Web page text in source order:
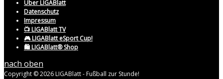
Über LIGABlatt
Datenschutz
Impressum
📺 LIGABlatt TV
🎮 LIGABlatt eSport Cup!
🛍️ LIGABlatt® Shop
nach oben
Copyright © 2026 LIGABlatt - Fußball zur Stunde!